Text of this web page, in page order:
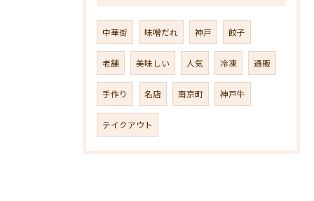
中華街 味噌だれ 神戸 餃子
老舗 美味しい 人気 冷凍 通販
手作り 名店 南京町 神戸牛
テイクアウト